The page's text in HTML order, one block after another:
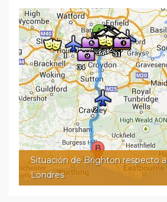
Situación de Brighton respecto a
Londres